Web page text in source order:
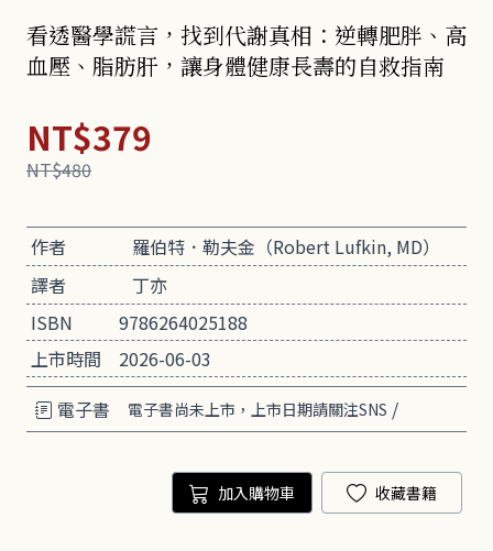
看透醫學謊言，找到代謝真相：逆轉肥胖、高
血壓、脂肪肝，讓身體健康長壽的自救指南
NT$379
NT$480
作者
羅伯特．勒夫金（Robert Lufkin, MD）
譯者
丁亦
ISBN
9786264025188
上市時間
2026-06-03
電子書
電子書尚未上市，上市日期請關注SNS /
加入購物車 收藏書籍